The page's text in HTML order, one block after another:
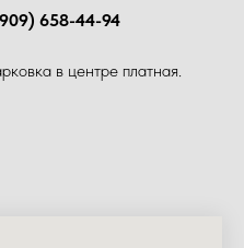
658-44-94
в центре платная.